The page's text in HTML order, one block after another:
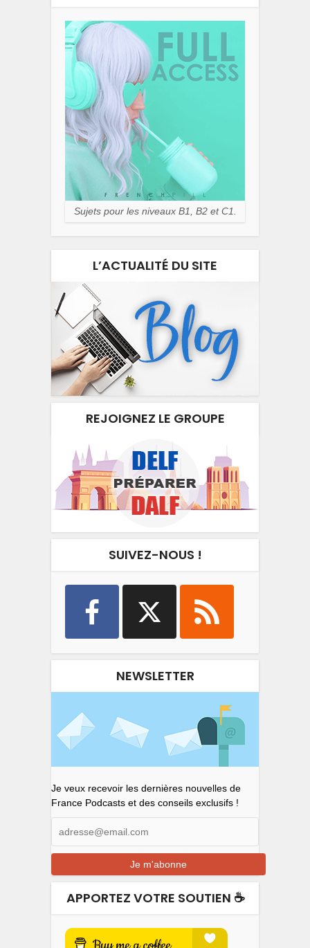
Sujets pour les niveaux B1, B2 et C1.
L’ACTUALITÉ DU SITE
REJOIGNEZ LE GROUPE
SUIVEZ-NOUS !
NEWSLETTER
Je veux recevoir les dernières nouvelles de
France Podcasts et des conseils exclusifs !
APPORTEZ VOTRE SOUTIEN ☕️